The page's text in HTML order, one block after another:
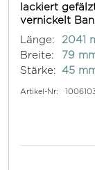
lackiert
vernickelt
Länge:
2041
Breite:
79
Stärke:
45
Artikel-Nr: